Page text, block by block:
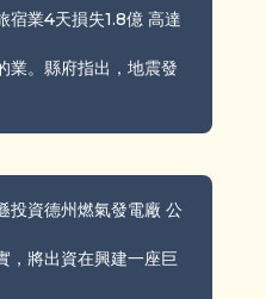
宿業4天損失1.8億 高達
業。縣府指出，地震發
投資德州燃氣發電廠 公
，將出資在興建一座巨